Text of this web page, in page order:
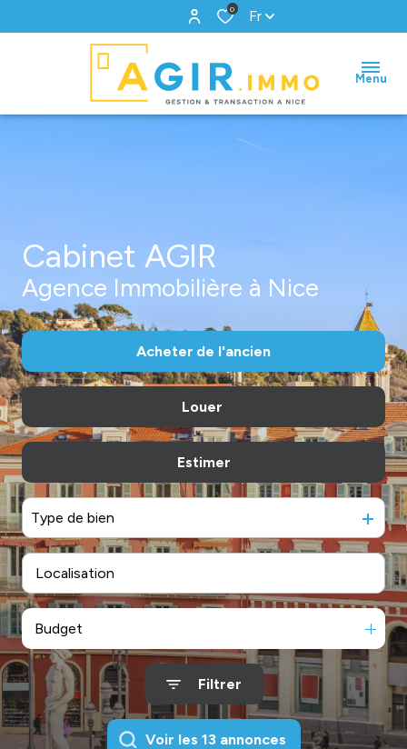
0 Fr
Menu
Cabinet AGIR
Agence Immobilière à Nice
Acheter de l'ancien
De l'immo pro
Louer
De l'immo pro
Estimer
Type de bien
Budget
Filtrer
Voir les 13 annonces